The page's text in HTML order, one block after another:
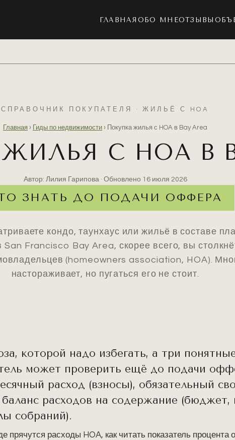
ГЛАВНАЯ ОБО МНЕОТЗЫВЫ
СПРАВОЧНИК ПОКУПАТЕЛЯ · ЖИЛЬЁ С HOA
Главная › Гиды по недвижимости › Покупка жилья с HOA в Bay Area
С HOA В
Автор: Лилия Гарипова · Обновлено 16 июля 2026
ЗНАТЬ ДО ПОДАЧИ ОФФЕРА
кондо, таунхаус или жильё в составе
San Francisco Bay Area, скорее всего, вы
(homeowners association, HOA).
настораживает, но пугаться его не стоит.
которой надо избегать, а три
может проверить ещё до подачи
расход (взносы), обязательный
расходов на содержание (бюджет,
собраний).
прячутся расходы HOA, как читать показатель процента